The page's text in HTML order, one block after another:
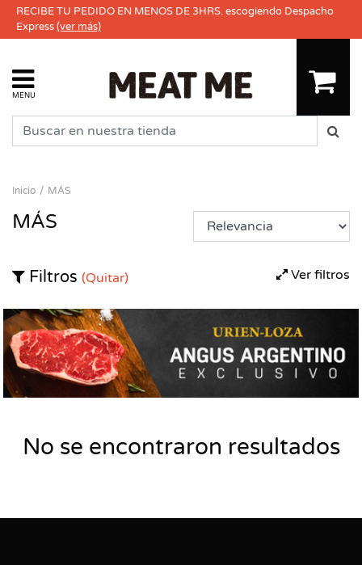
RECIBE TU PEDIDO EN MENOS DE 3HRS. escogiendo Despacho
Express(ver más)
MENU
Inicio MÁS
MÁS
Ver filtros
Filtros (Quitar)
No se encontraron resultados